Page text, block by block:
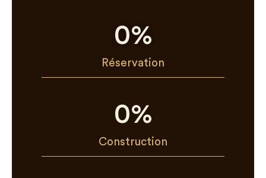
Réservation
0%
Construction
0%